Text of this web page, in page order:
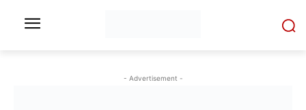
- Advertisement -